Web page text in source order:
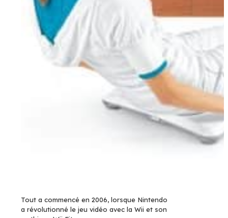
Tout a commencé en 2006, lorsque Nintendo
a révolutionné le jeu vidéo avec la Wii et son